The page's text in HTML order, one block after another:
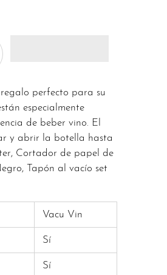
perfecto para su
especialmente
de beber vino. El
y abrir la botella hasta
Cortador de papel de
Tapón al vacío set
Vacu Vin
Sí
Sí